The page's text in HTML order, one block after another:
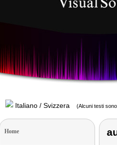
Italiano / Svizzera (Alcuni testi
Home